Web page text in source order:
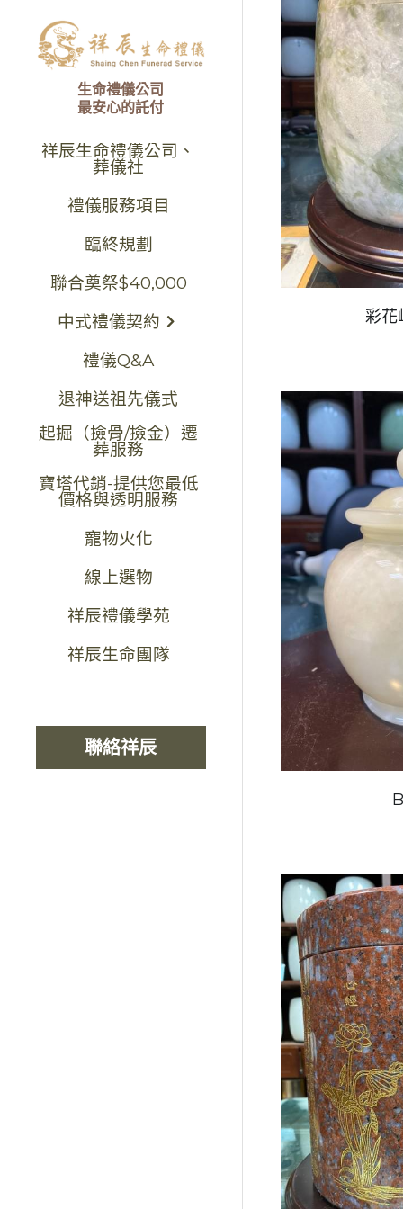
生命禮儀公司
最安心的託付
祥辰生命禮儀公司、
葬儀社
禮儀服務項目
臨終規劃
聯合奠祭$40,000
中式禮儀契約
禮儀Q&A
退神送祖先儀式
起掘（撿骨/撿金）遷
葬服務
寶塔代銷-提供您最低
價格與透明服務
寵物火化
線上選物
祥辰禮儀學苑
祥辰生命團隊
聯絡祥辰
彩花